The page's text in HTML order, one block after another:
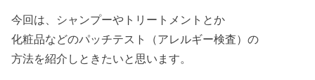
今回は、シャンプーやトリートメントとか
化粧品などのパッチテスト（アレルギー検査）の
方法を紹介しときたいと思います。